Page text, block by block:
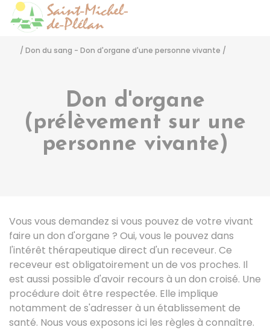
/ Don du sang - Don d'organe d'une personne vivante /
Don d'organe
(prélèvement sur une
personne vivante)
Vous vous demandez si vous pouvez de votre vivant
faire un don d'organe ? Oui, vous le pouvez dans
l'intérêt thérapeutique direct d'un receveur. Ce
receveur est obligatoirement un de vos proches. Il
est aussi possible d'avoir recours à un don croisé. Une
procédure doit être respectée. Elle implique
notamment de s'adresser à un établissement de
santé. Nous vous exposons ici les règles à connaître.